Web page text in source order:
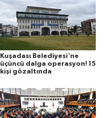
Kuşadası Belediyesi'ne
üçüncü dalga operasyon! 15
kişi gözaltında